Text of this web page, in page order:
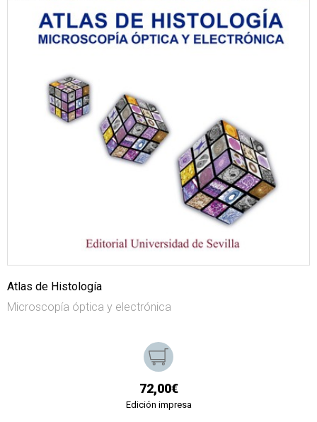
Atlas de Histología
Microscopía óptica y electrónica
72,00€
Edición impresa